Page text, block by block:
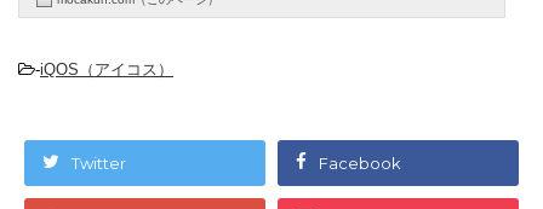
-iQOS（アイコス）
Twitter Facebook